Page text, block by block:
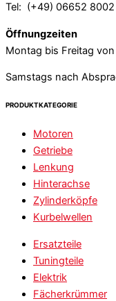
Tel: (+49) 06652 8002
Öffnungzeiten
Montag bis Freitag
Samstags nach
PRODUKTKATEGORIE
Motoren
Getriebe
Lenkung
Hinterachse
Zylinderköpfe
Kurbelwellen
Ersatzteile
Tuningteile
Elektrik
Fächerkrümmer